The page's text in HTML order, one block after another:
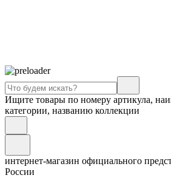
Ищите товары по номеру артикула,
категории, названию коллекции
интернет-магазин официального
России